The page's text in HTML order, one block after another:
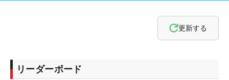
更新する
リーダーボード